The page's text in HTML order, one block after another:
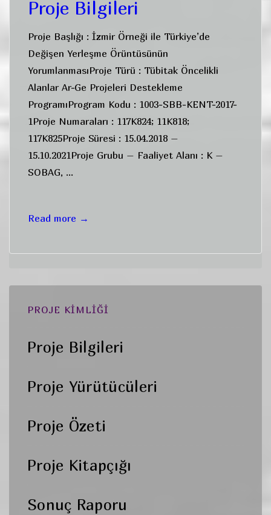
Proje Bilgileri
Proje Başlığı : İzmir Örneği ile Türkiye’de
Değişen Yerleşme Örüntüsünün
YorumlanmasıProje Türü : Tübitak Öncelikli
Alanlar Ar-Ge Projeleri Destekleme
ProgramıProgram Kodu : 1003-SBB-KENT-2017-
1Proje Numaraları : 117K824; 11K818;
117K825Proje Süresi : 15.04.2018 –
15.10.2021Proje Grubu – Faaliyet Alanı : K –
SOBAG, …
Proje
Read more →
PROJE KİMLİĞİ
Proje Bilgileri
Proje Yürütücüleri
Proje Özeti
Proje Kitapçığı
Sonuç Raporu